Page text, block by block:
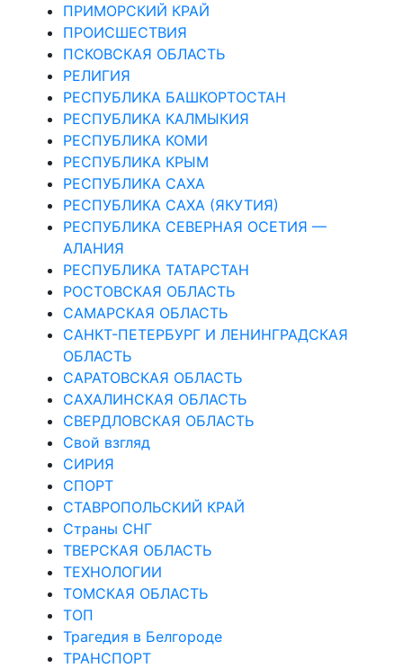
ПРИМОРСКИЙ КРАЙ
ПРОИСШЕСТВИЯ
ПСКОВСКАЯ ОБЛАСТЬ
РЕЛИГИЯ
РЕСПУБЛИКА БАШКОРТОСТАН
РЕСПУБЛИКА КАЛМЫКИЯ
РЕСПУБЛИКА КОМИ
РЕСПУБЛИКА КРЫМ
РЕСПУБЛИКА САХА
РЕСПУБЛИКА САХА (ЯКУТИЯ)
РЕСПУБЛИКА СЕВЕРНАЯ ОСЕТИЯ —
АЛАНИЯ
РЕСПУБЛИКА ТАТАРСТАН
РОСТОВСКАЯ ОБЛАСТЬ
САМАРСКАЯ ОБЛАСТЬ
САНКТ-ПЕТЕРБУРГ И ЛЕНИНГРАДСКАЯ
ОБЛАСТЬ
САРАТОВСКАЯ ОБЛАСТЬ
САХАЛИНСКАЯ ОБЛАСТЬ
СВЕРДЛОВСКАЯ ОБЛАСТЬ
Свой взгляд
СИРИЯ
СПОРТ
СТАВРОПОЛЬСКИЙ КРАЙ
Страны СНГ
ТВЕРСКАЯ ОБЛАСТЬ
ТЕХНОЛОГИИ
ТОМСКАЯ ОБЛАСТЬ
ТОП
Трагедия в Белгороде
ТРАНСПОРТ